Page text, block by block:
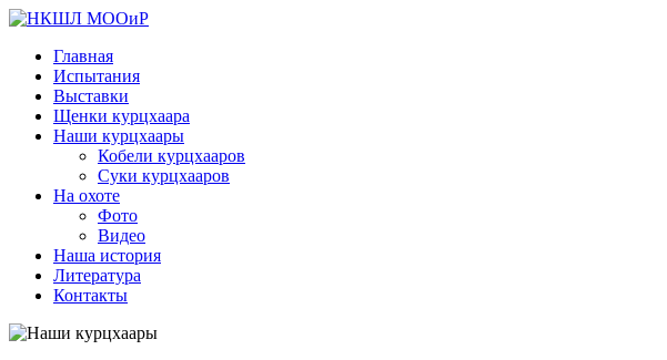
Главная
Испытания
Выставки
Щенки курцхаара
Наши курцхаары
Кобели курцхааров
Суки курцхааров
На охоте
Фото
Видео
Наша история
Литература
Контакты